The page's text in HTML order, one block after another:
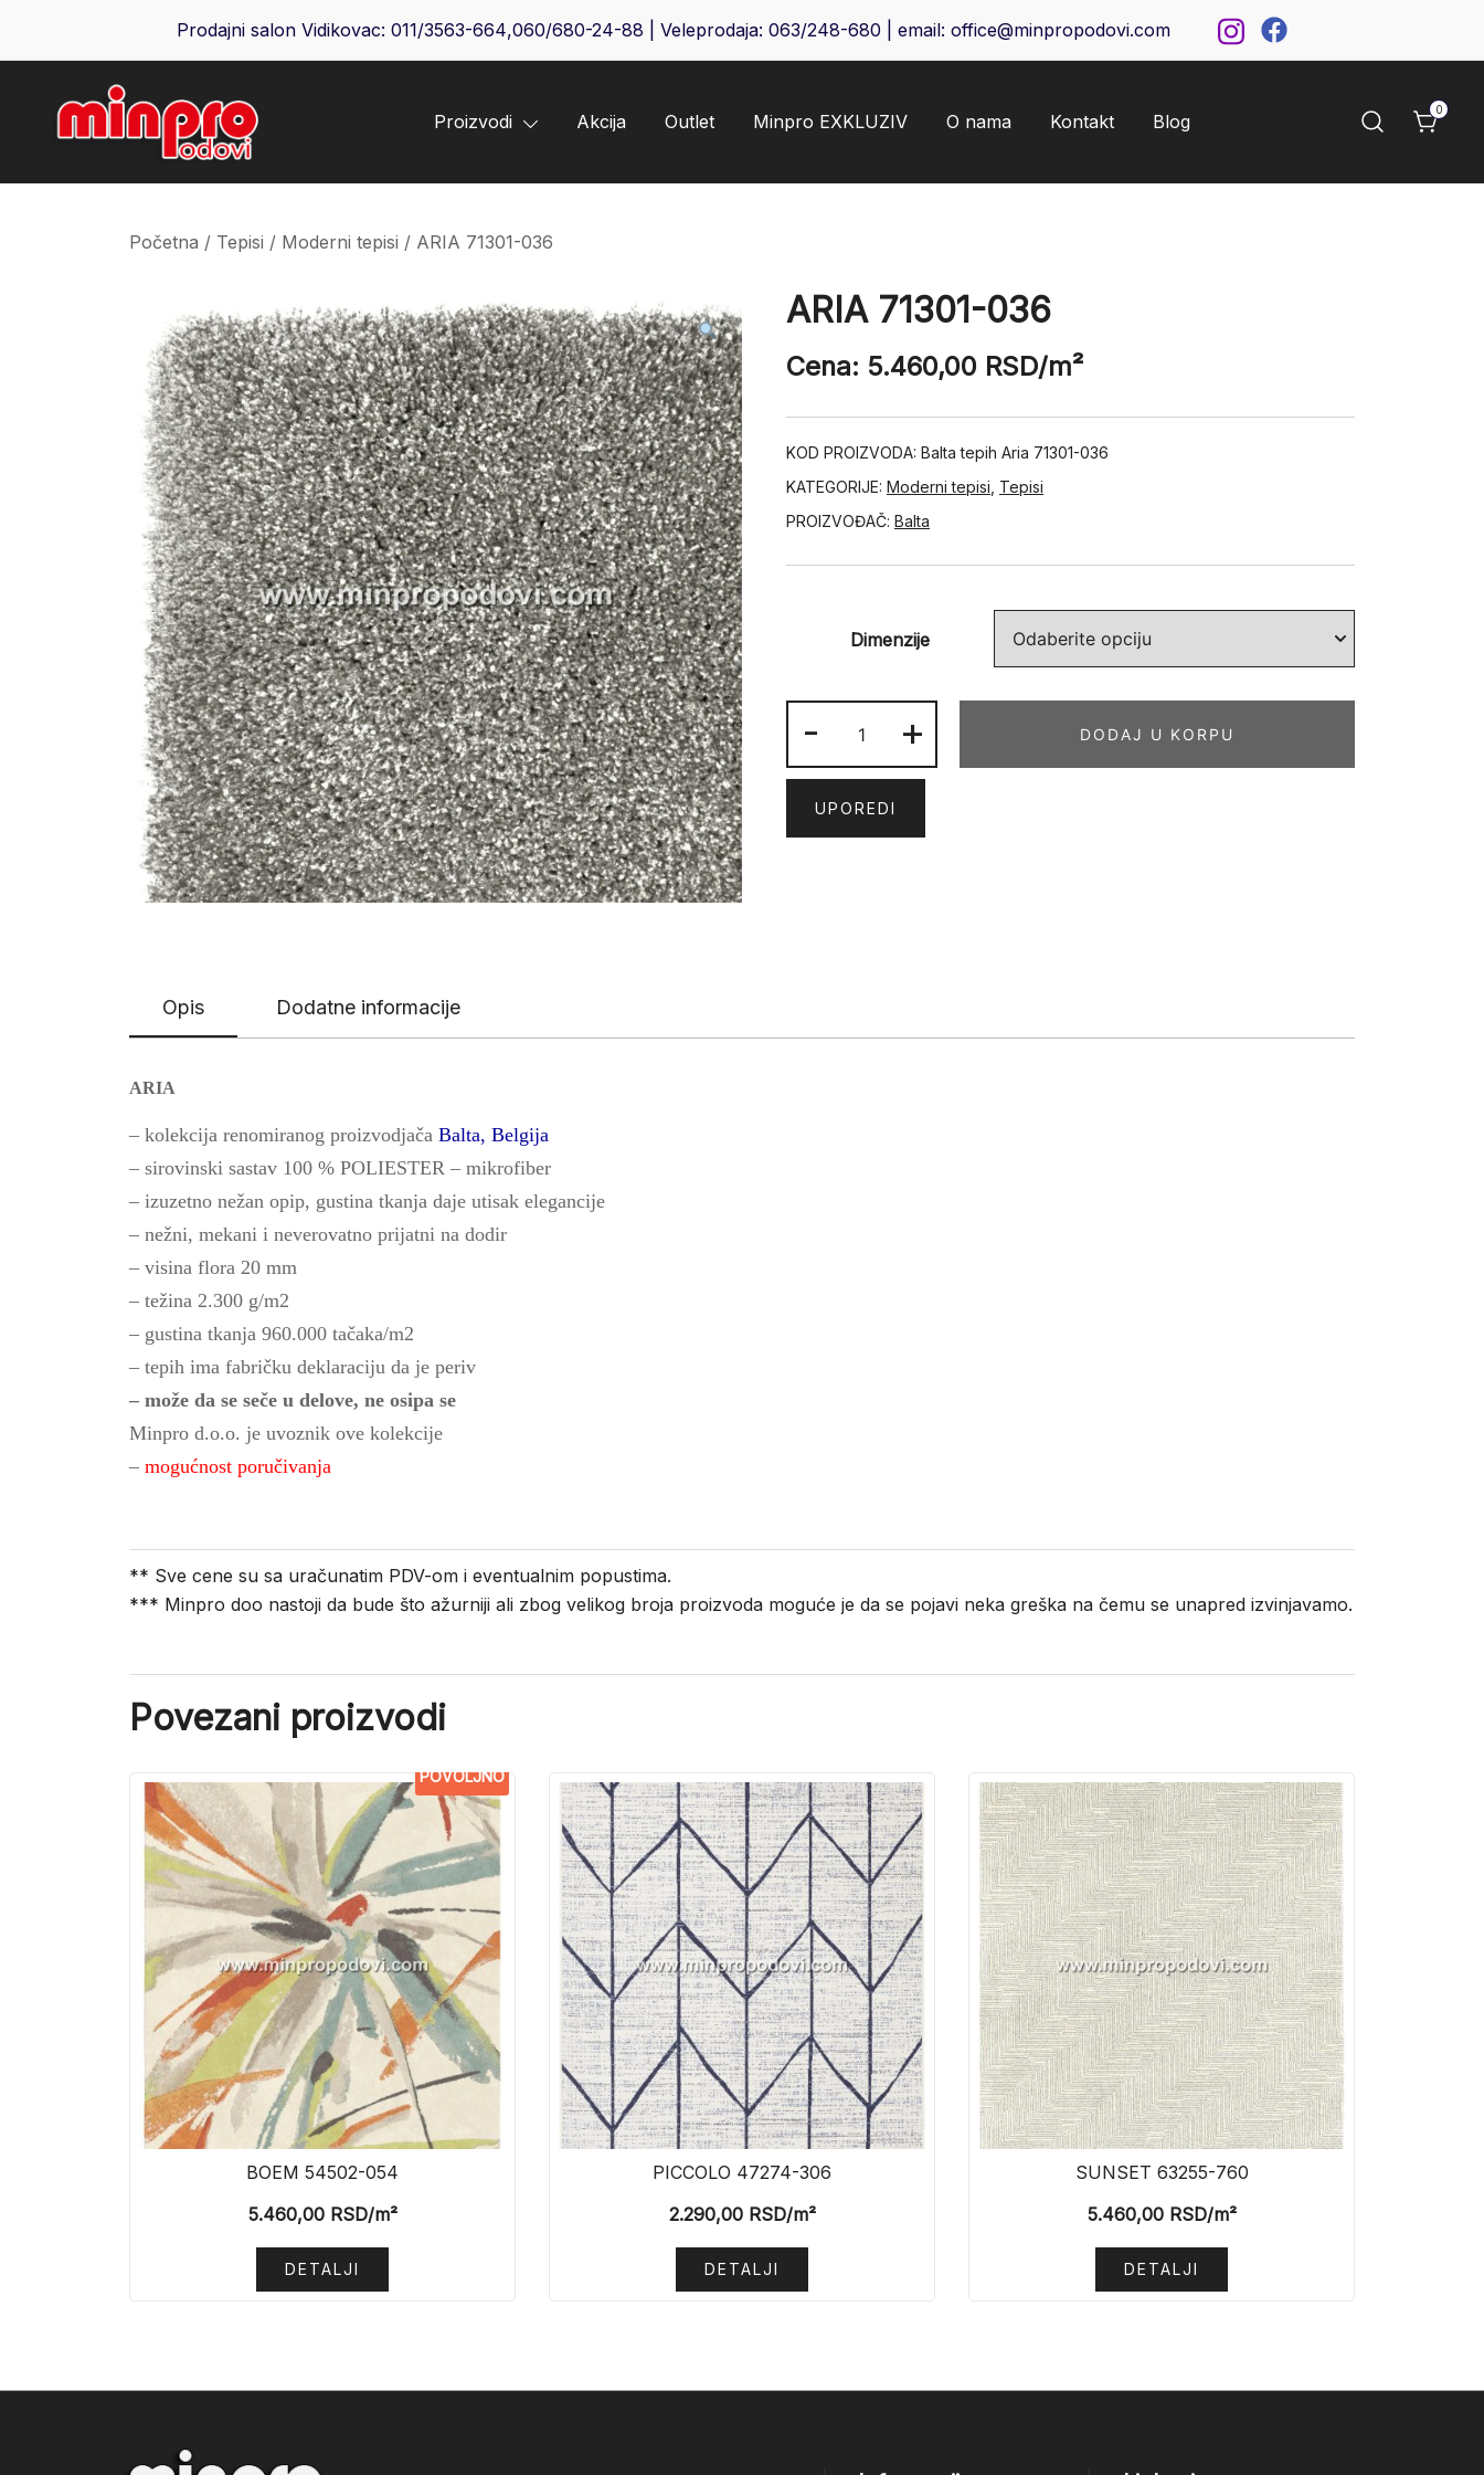
Prodajni salon Vidikovac: 011/3563-664,060/680-24-88 | Veleprodaja: 063/248-680 | email: office@minpropodovi.com
Minpro podovi
Proizvodi Akcija Outlet Minpro EXKLUZIV O nama Kontakt Blog
0
Početna / Tepisi / Moderni tepisi / ARIA 71301-036
ARIA 71301-036
Cena: 5.460,00 RSD/m²
KOD PROIZVODA: Balta tepih Aria 71301-036
KATEGORIJE: Moderni tepisi Tepisi
PROIZVOĐAČ: Balta
Dimenzije
-
71301-
036
količina
+ DODAJ U KORPU
UPOREDI
Opis Dodatne informacije
ARIA
– kolekcija renomiranog proizvodjača Balta, Belgija
– sirovinski sastav 100 % POLIESTER – mikrofiber
– izuzetno nežan opip, gustina tkanja daje utisak elegancije
– nežni, mekani i neverovatno prijatni na dodir
– visina flora 20 mm
– težina 2.300 g/m2
– gustina tkanja 960.000 tačaka/m2
– tepih ima fabričku deklaraciju da je periv
– može da se seče u delove, ne osipa se
Minpro d.o.o. je uvoznik ove kolekcije
– mogućnost poručivanja
** Sve cene su sa uračunatim PDV-om i eventualnim popustima.
*** Minpro doo nastoji da bude što ažurniji ali zbog velikog broja proizvoda moguće je da se pojavi neka greška na čemu se unapred izvinjavamo.
Povezani proizvodi
POVOLJNO
BOEM 54502-054
5.460,00RSD/m²
DETALJI
PICCOLO 47274-306
2.290,00RSD/m²
DETALJI
SUNSET 63255-760
5.460,00RSD/m²
DETALJI